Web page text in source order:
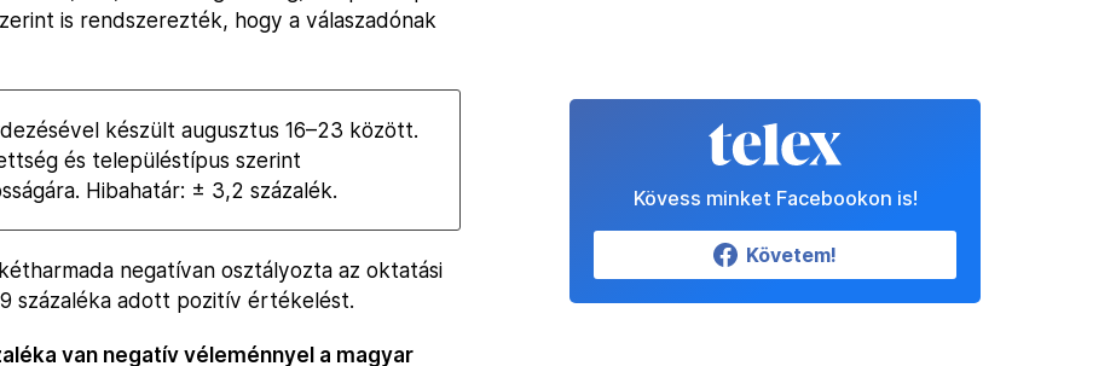
is rendszerezték, hogy a válaszadónak
készült augusztus 16–23 között.
és településtípus szerint
Hibahatár: ± 3,2 százalék.
negatívan osztályozta az oktatási
százaléka adott pozitív értékelést.
van negatív véleménnyel a magyar
Kövess minket Facebookon is!
Követem!